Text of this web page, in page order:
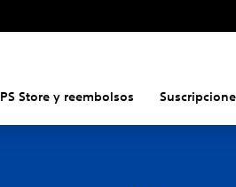
PS Store y reembolsos